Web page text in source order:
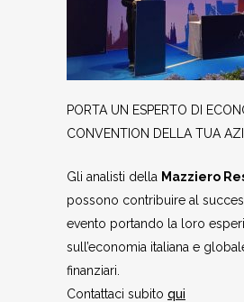
PORTA UN ESPERTO DI
CONVENTION DELLA TUA
Gli analisti della Mazziero
possono contribuire al
evento portando la loro
sull’economia italiana e
finanziari.
Contattaci subito qui